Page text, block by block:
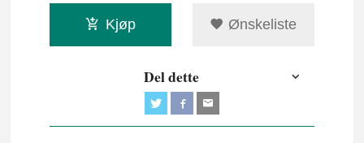
Kjøp Ønskeliste
Del dette